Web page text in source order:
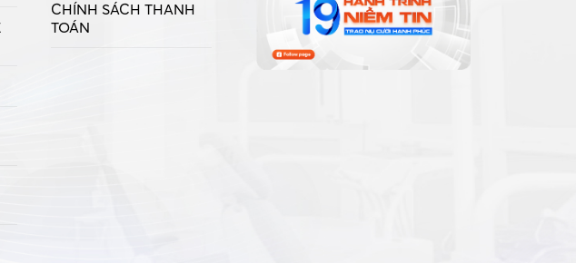
CHÍNH SÁCH THANH
TOÁN